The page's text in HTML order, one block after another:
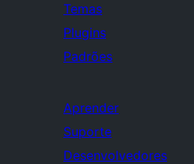
Temas
Plugins
Padrões
Aprender
Suporte
Desenvolvedores